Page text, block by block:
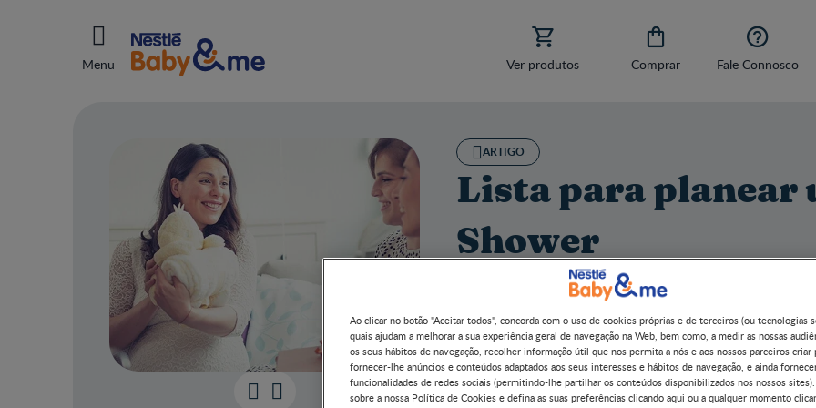
Menu

Ver produtos

Comprar

Fale Connosco
ARTIGO
Lista para planear
Shower
3MINUTOS
é sempre um momento especial
Shower é uma excelente forma de reunir amigos e
organizar o Baby Shower para si ou para alguém
para garantir que tudo corre na perfeição.
Ao clicar no botão "Aceitar todos", concorda com o uso de cookies próprias e de terceiros (ou tecnologias
quais ajudam a melhorar a sua experiência geral de navegação na Web, bem como, a medir as nossas
os seus hábitos de navegação, recolher informação útil que nos permita a nós e aos nossos parceiros criar
fornecer-lhe anúncios e conteúdos adaptados aos seus interesses e hábitos de navegação, e ainda
funcionalidades de redes sociais (permitindo-lhe partilhar os conteúdos disponibilizados nos nossos sites).
sobre a nossa Política de Cookies e defina as suas preferências clicando aqui ou a qualquer momento